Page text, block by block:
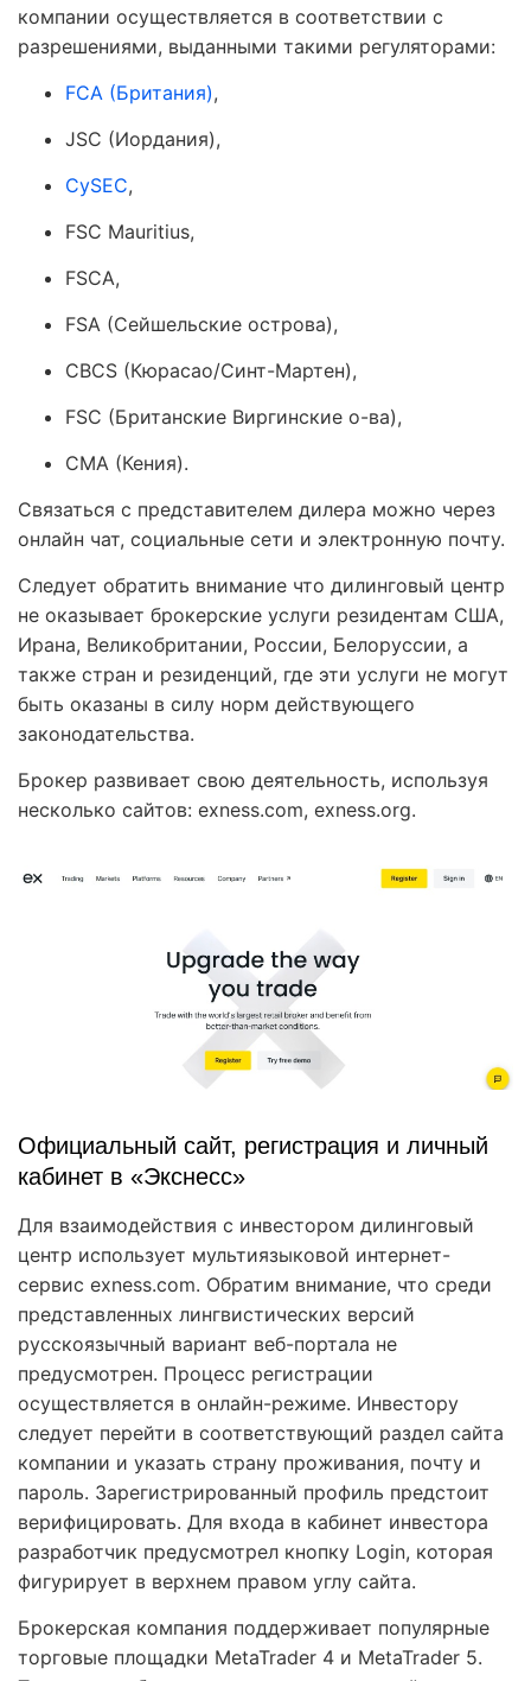
компании осуществляется в соответствии с
разрешениями, выданными такими регуляторами:
FCA (Британия),
JSC (Иордания),
CySEC,
FSC Mauritius,
FSCA,
FSA (Сейшельские острова),
CBCS (Кюрасао/Синт-Мартен),
FSC (Британские Виргинские о-ва),
CMA (Кения).
Связаться с представителем дилера можно через
онлайн чат, социальные сети и электронную почту.
Следует обратить внимание что дилинговый центр
не оказывает брокерские услуги резидентам США,
Ирана, Великобритании, России, Белоруссии, а
также стран и резиденций, где эти услуги не могут
быть оказаны в силу норм действующего
законодательства.
Брокер развивает свою деятельность, используя
несколько сайтов: exness.com, exness.org.
Официальный сайт, регистрация и личный
кабинет в «Экснесс»
Для взаимодействия с инвестором дилинговый
центр использует мультиязыковой интернет-
сервис exness.com. Обратим внимание, что среди
представленных лингвистических версий
русскоязычный вариант веб-портала не
предусмотрен. Процесс регистрации
осуществляется в онлайн-режиме. Инвестору
следует перейти в соответствующий раздел сайта
компании и указать страну проживания, почту и
пароль. Зарегистрированный профиль предстоит
верифицировать. Для входа в кабинет инвестора
разработчик предусмотрел кнопку Login, которая
фигурирует в верхнем правом углу сайта.
Брокерская компания поддерживает популярные
торговые площадки MetaTrader 4 и MetaTrader 5.